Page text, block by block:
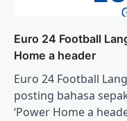
Euro 24 Football
Home a header
Euro 24 Football
posting bahasa
‘Power Home a